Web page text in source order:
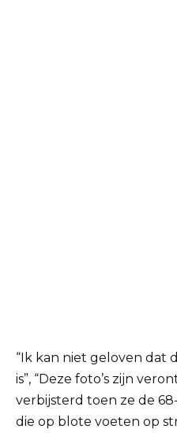
“Ik kan niet geloven dat
is”, “Deze foto’s zijn
verbijsterd toen ze de
die op blote voeten op